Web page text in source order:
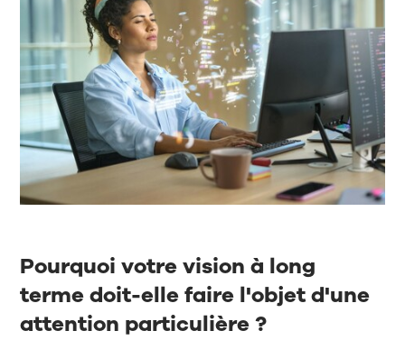
Pourquoi votre vision à long
terme doit-elle faire l'objet d'une
attention particulière ?